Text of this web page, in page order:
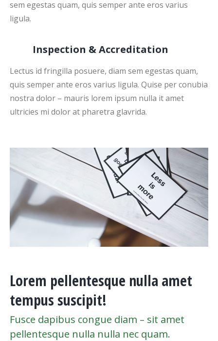
sem egestas quam, quis semper ante eros varius
ligula.
Inspection & Accreditation
Lectus id fringilla posuere, diam sem egestas quam,
quis semper ante eros varius ligula. Quise per conubia
nostra dolor – mauris lorem ipsum nulla it amet
ultricies mi dolor at pharetra glavrida.
Lorem pellentesque nulla amet
tempus suscipit!
Fusce dapibus congue diam – sit amet
pellentesque nulla nulla nec quam.